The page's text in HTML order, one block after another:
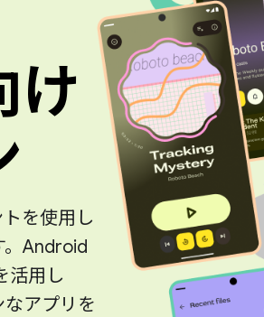
け
を使用し
。Android
活用し
アプリを